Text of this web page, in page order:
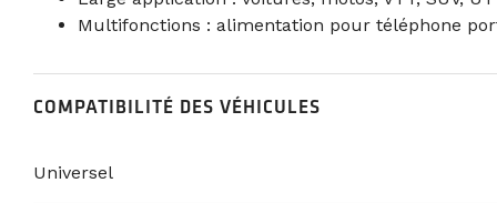
Multifonctions : alimentation pour téléphone
COMPATIBILITÉ DES VÉHICULES
Universel